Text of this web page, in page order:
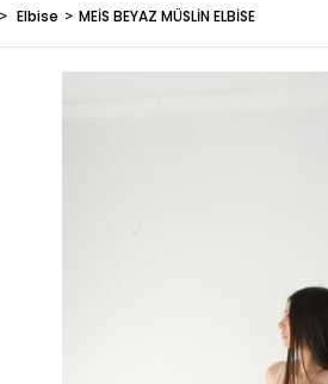
Elbise MEİS BEYAZ MÜSLİN ELBİSE